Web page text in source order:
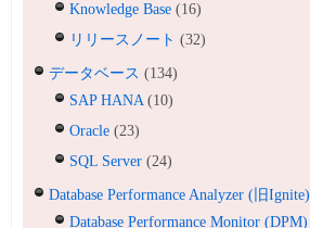
Knowledge Base (16)
リリースノート (32)
データベース (134)
SAP HANA(10)
Oracle (23)
SQL Server (24)
Database Performance Analyzer (旧Ignite)
Database Performance Monitor (DPM)